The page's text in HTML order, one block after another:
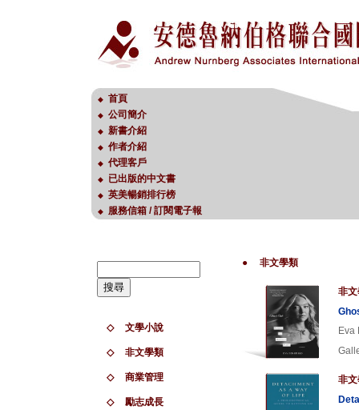
◆ 首頁
◆ 公司簡介
◆ 新書介紹
◆ 作者介紹
◆ 代理客戶
◆ 已出版的中文書
◆ 英美暢銷排行榜
◆ 服務信箱 / 訂閱電子報
◇ 文學小說
◇ 非文學類
◇ 商業管理
◇ 勵志成長
● 非文學類
非
Eva
非